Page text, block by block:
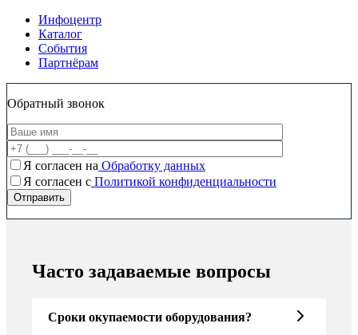
Инфоцентр
Каталог
События
Партнёрам
Обратный звонок
Я согласен на Обработку данных
Я согласен c Политикой конфиденциальности
Часто задаваемые вопросы
Сроки окупаемости оборудования?